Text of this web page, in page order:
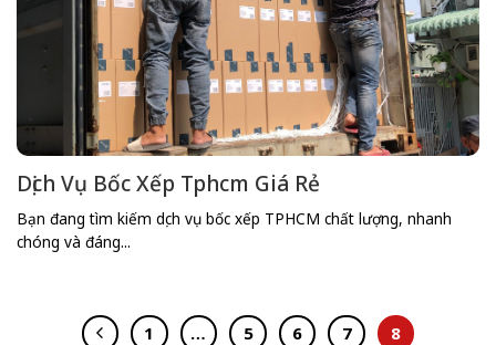
Dịch Vụ Bốc Xếp Tphcm Giá Rẻ
Bạn đang tìm kiếm dịch vụ bốc xếp TPHCM chất lượng, nhanh
chóng và đáng...
1 … 5 6 7 8